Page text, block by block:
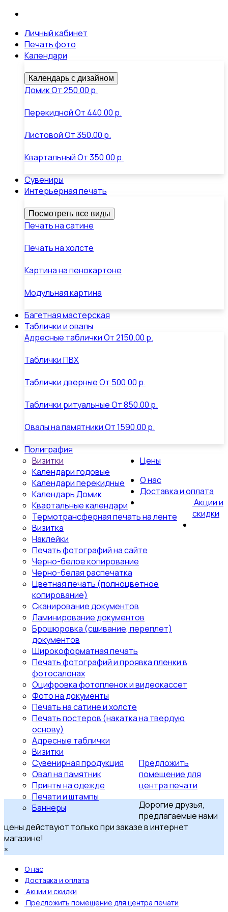
Личный кабинет
Печать фото
Календари
Календарь с дизайном
ДомикОт250.00 р.
ПерекиднойОт 440.00 р.
ЛистовойОт350.00 р.
КвартальныйОт350.00 р.
Сувениры
Интерьерная печать
Посмотреть все виды
Печать на сатине
Печать на холсте
Картина на пенокартоне
Модульная картина
Багетная мастерская
Таблички и овалы
Адресные табличкиОт2150.00 р.
Таблички ПВХ
Таблички дверныеОт 500.00 р.
Таблички ритуальныеОт850.00 р.
Овалы на памятникиОт1590.00 р.
Полиграфия
Визитки
Календари годовые
Календари перекидные
Календарь Домик
Квартальные календари
Термотрансферная печать на ленте
Визитка
Наклейки
Цены
Печать фотографий на сайте
Черно-белое копирование
Черно-белая распечатка
Цветная печать (полноцветное
копирование)
Сканирование документов
Ламинирование документов
Брошюровка (сшивание, переплет)
документов
Широкоформатная печать
Печать фотографий и проявка пленки в
фотосалонах
Оцифровка фотопленок и видеокассет
Фото на документы
Печать на сатине и холсте
Печать постеров (накатка на твердую
основу)
Адресные таблички
Визитки
Сувенирная продукция
Овал на памятник
Принты на одежде
Печати и штампы
Баннеры
О нас
Доставка и оплата
Акции и
скидки
Предложить
помещение для
центра печати
Дорогие друзья,
предлагаемые нами
цены действуют только при заказе в интернет
магазине!
×
О нас
Доставка и оплата
Акции и скидки
Предложить помещение для центра печати